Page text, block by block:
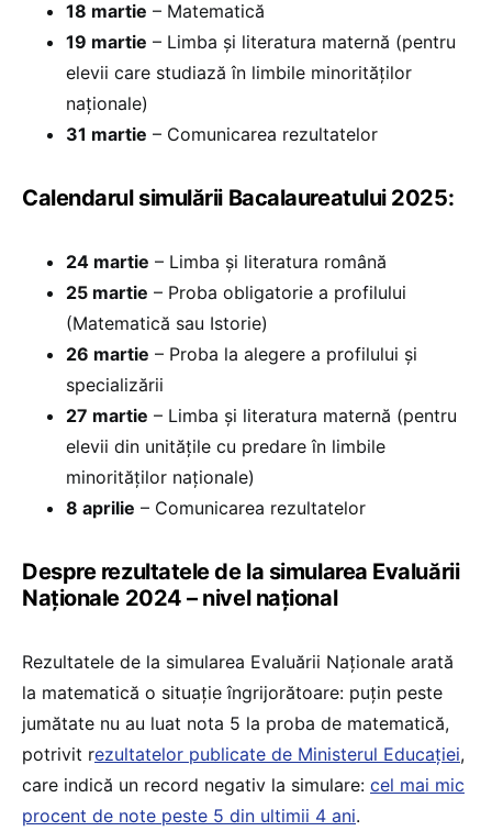
18 martie – Matematică
19 martie – Limba și literatura maternă (pentru
elevii care studiază în limbile minorităților
naționale)
31 martie – Comunicarea rezultatelor
Calendarul simulării Bacalaureatului 2025:
24 martie – Limba și literatura română
25 martie – Proba obligatorie a profilului
(Matematică sau Istorie)
26 martie – Proba la alegere a profilului și
specializării
27 martie – Limba și literatura maternă (pentru
elevii din unitățile cu predare în limbile
minorităților naționale)
8 aprilie – Comunicarea rezultatelor
Despre rezultatele de la simularea Evaluării
Naționale 2024 – nivel național
Rezultatele de la simularea Evaluării Naționale arată
la matematică o situație îngrijorătoare: puțin peste
jumătate nu au luat nota 5 la proba de matematică,
potrivit rezultatelor publicate de Ministerul Educației,
care indică un record negativ la simulare: cel mai mic
procent de note peste 5 din ultimii 4 ani.